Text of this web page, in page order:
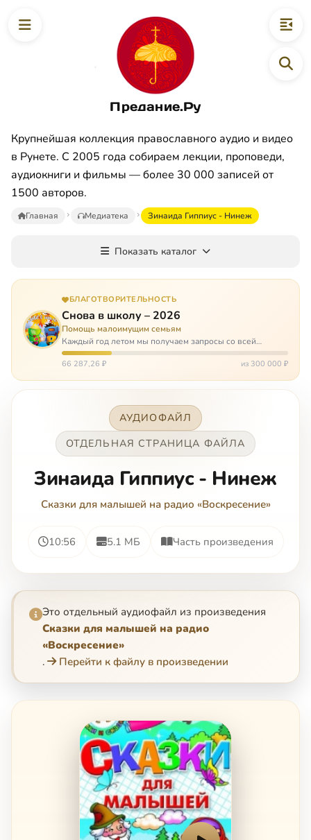
Предание.Ру
Крупнейшая коллекция православного аудио и видео
в Рунете. С 2005 года собираем лекции, проповеди,
аудиокниги и фильмы — более 30 000 записей от
1500 авторов.
Главная Медиатека Зинаида Гиппиус - Нинеж
Показать каталог
БЛАГОТВОРИТЕЛЬНОСТЬ
Снова в школу – 2026
Помощь малоимущим семьям
Каждый год летом мы получаем запросы со всей
России: помогите собраться в школу. Семьи с больными
детьми или родителями, семьи без пап или мам,
66 287,26 ₽ из 300 000 ₽
АУДИОФАЙЛ
ОТДЕЛЬНАЯ СТРАНИЦА ФАЙЛА
Зинаида Гиппиус - Нинеж
Сказки для малышей на радио «Воскресение»
10:56 5.1 МБ Часть произведения
Это отдельный аудиофайл из произведения
Сказки для малышей на радио
«Воскресение»
.
Перейти к файлу в произведении